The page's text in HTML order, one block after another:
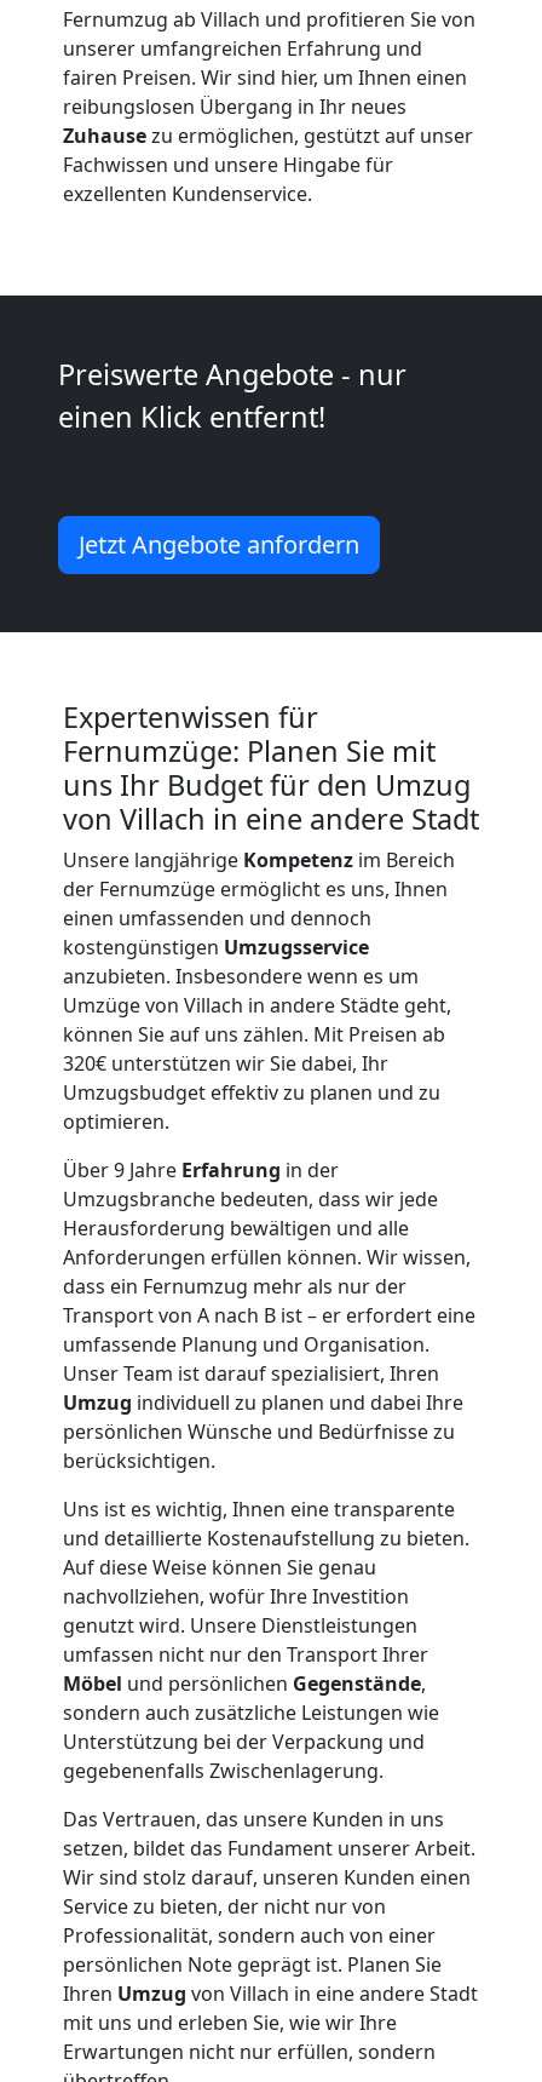
Fernumzug ab Villach und profitieren Sie von
unserer umfangreichen Erfahrung und
fairen Preisen. Wir sind hier, um Ihnen einen
reibungslosen Übergang in Ihr neues
Zuhausezu ermöglichen, gestützt auf unser
Fachwissen und unsere Hingabe für
exzellenten Kundenservice.
Preiswerte Angebote - nur
einen Klick entfernt!
Jetzt Angebote anfordern
Expertenwissen für
Fernumzüge: Planen Sie mit
uns Ihr Budget für den Umzug
von Villach in eine andere Stadt
Unsere langjährige Kompetenz im Bereich
der Fernumzüge ermöglicht es uns, Ihnen
einen umfassenden und dennoch
kostengünstigen Umzugsservice
anzubieten. Insbesondere wenn es um
Umzüge von Villach in andere Städte geht,
können Sie auf uns zählen. Mit Preisen ab
320€ unterstützen wir Sie dabei, Ihr
Umzugsbudget effektiv zu planen und zu
optimieren.
Über 9 Jahre Erfahrung in der
Umzugsbranche bedeuten, dass wir jede
Herausforderung bewältigen und alle
Anforderungen erfüllen können. Wir wissen,
dass ein Fernumzug mehr als nur der
Transport von A nach B ist – er erfordert eine
umfassende Planung und Organisation.
Unser Team ist darauf spezialisiert, Ihren
Umzug individuell zu planen und dabei Ihre
persönlichen Wünsche und Bedürfnisse zu
berücksichtigen.
Uns ist es wichtig, Ihnen eine transparente
und detaillierte Kostenaufstellung zu bieten.
Auf diese Weise können Sie genau
nachvollziehen, wofür Ihre Investition
genutzt wird. Unsere Dienstleistungen
umfassen nicht nur den Transport Ihrer
Möbel und persönlichen Gegenstände,
sondern auch zusätzliche Leistungen wie
Unterstützung bei der Verpackung und
gegebenenfalls Zwischenlagerung.
Das Vertrauen, das unsere Kunden in uns
setzen, bildet das Fundament unserer Arbeit.
Wir sind stolz darauf, unseren Kunden einen
Service zu bieten, der nicht nur von
Professionalität, sondern auch von einer
persönlichen Note geprägt ist. Planen Sie
Ihren Umzug von Villach in eine andere Stadt
mit uns und erleben Sie, wie wir Ihre
Erwartungen nicht nur erfüllen, sondern
Villach
Möbeltransport
Villach
Beiladung
Mini
Villach
Umzug
Mann
LKW
Villach
Kunsttransport
Villach
Umzug
Villach
Mann
LKW
Möbellift
Villach
Übersiedlung
Villach
Klaviertransport
Villach